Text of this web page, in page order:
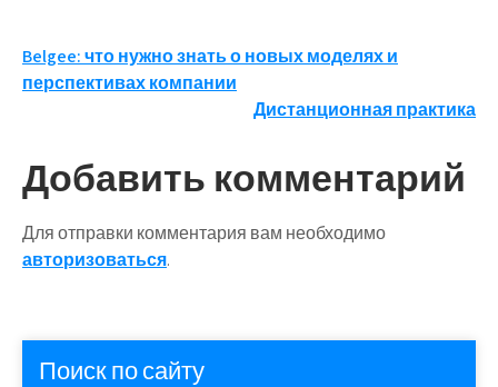
Навигация
по
Belgee: что нужно знать о новых моделях и
перспективах компании
Дистанционная практика
Добавить комментарий
Для отправки комментария вам необходимо
авторизоваться.
Поиск по сайту